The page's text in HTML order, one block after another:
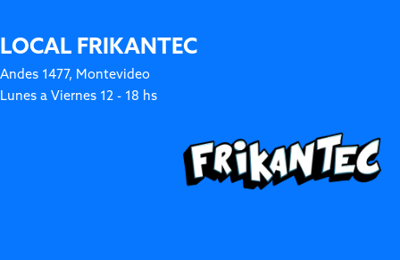
LOCAL FRIKANTEC
Andes 1477, Montevideo
Lunes a Viernes 12 - 18 hs